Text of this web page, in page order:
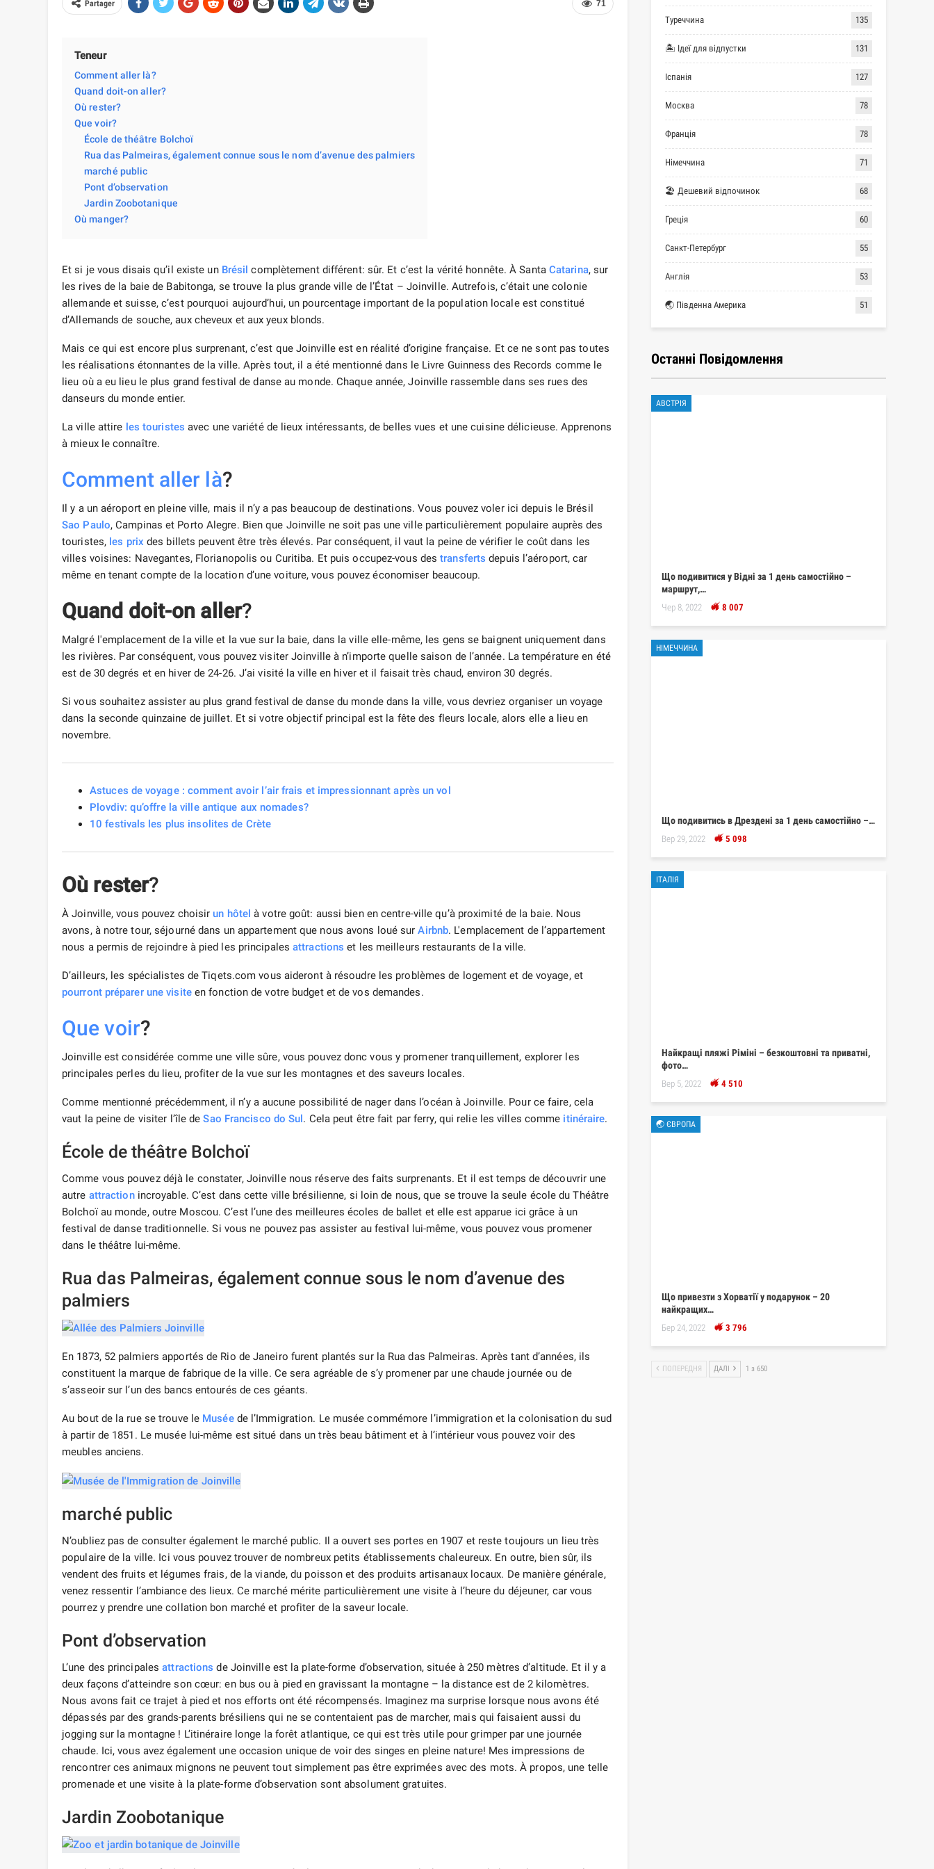
71
Partager
Teneur
Comment aller là?
Quand doit-on aller?
Où rester?
Que voir?
École de théâtre Bolchoï
Rua das Palmeiras, également connue sous le nom d’avenue des palmiers
marché public
Pont d’observation
Jardin Zoobotanique
Où manger?
Et si je vous disais qu’il existe un Brésil complètement différent: sûr. Et c’est la vérité honnête. À Santa Catarina, sur
les rives de la baie de Babitonga, se trouve la plus grande ville de l’État – Joinville. Autrefois, c’était une colonie
allemande et suisse, c’est pourquoi aujourd’hui, un pourcentage important de la population locale est constitué
d’Allemands de souche, aux cheveux et aux yeux blonds.
Mais ce qui est encore plus surprenant, c’est que Joinville est en réalité d’origine française. Et ce ne sont pas toutes
les réalisations étonnantes de la ville. Après tout, il a été mentionné dans le Livre Guinness des Records comme le
lieu où a eu lieu le plus grand festival de danse au monde. Chaque année, Joinville rassemble dans ses rues des
danseurs du monde entier.
La ville attire les touristes avec une variété de lieux intéressants, de belles vues et une cuisine délicieuse. Apprenons
à mieux le connaître.
Comment aller là?
Il y a un aéroport en pleine ville, mais il n’y a pas beaucoup de destinations. Vous pouvez voler ici depuis le Brésil
Sao Paulo, Campinas et Porto Alegre. Bien que Joinville ne soit pas une ville particulièrement populaire auprès des
touristes, les prix des billets peuvent être très élevés. Par conséquent, il vaut la peine de vérifier le coût dans les
villes voisines: Navegantes, Florianopolis ou Curitiba. Et puis occupez-vous destransferts depuis l’aéroport, car
même en tenant compte de la location d’une voiture, vous pouvez économiser beaucoup.
Quand doit-on aller?
Malgré l'emplacement de la ville et la vue sur la baie, dans la ville elle-même, les gens se baignent uniquement dans
les rivières. Par conséquent, vous pouvez visiter Joinville à n’importe quelle saison de l’année. La température en été
est de 30 degrés et en hiver de 24-26. J’ai visité la ville en hiver et il faisait très chaud, environ 30 degrés.
Si vous souhaitez assister au plus grand festival de danse du monde dans la ville, vous devriez organiser un voyage
dans la seconde quinzaine de juillet. Et si votre objectif principal est la fête des fleurs locale, alors elle a lieu en
novembre.
Astuces de voyage : comment avoir l’air frais et impressionnant après un vol
Plovdiv: qu’offre la ville antique aux nomades?
10 festivals les plus insolites de Crète
Où rester?
À Joinville, vous pouvez choisirun hôtel à votre goût: aussi bien en centre-ville qu’à proximité de la baie. Nous
avons, à notre tour, séjourné dans un appartement que nous avons loué surAirbnb. L'emplacement de l’appartement
nous a permis de rejoindre à pied les principalesattractions et les meilleurs restaurants de la ville.
D’ailleurs, les spécialistes de Tiqets.com vous aideront à résoudre les problèmes de logement et de voyage, et
pourront préparer une visiteen fonction de votre budget et de vos demandes.
Que voir?
Joinville est considérée comme une ville sûre, vous pouvez donc vous y promener tranquillement, explorer les
principales perles du lieu, profiter de la vue sur les montagnes et des saveurs locales.
Comme mentionné précédemment, il n’y a aucune possibilité de nager dans l’océan à Joinville. Pour ce faire, cela
vaut la peine de visiter l’île deSao Francisco do Sul. Cela peut être fait par ferry, qui relie les villes comme itinéraire.
École de théâtre Bolchoï
Comme vous pouvez déjà le constater, Joinville nous réserve des faits surprenants. Et il est temps de découvrir une
autre attractionincroyable. C’est dans cette ville brésilienne, si loin de nous, que se trouve la seule école du Théâtre
Bolchoï au monde, outre Moscou. C’est l’une des meilleures écoles de ballet et elle est apparue ici grâce à un
festival de danse traditionnelle. Si vous ne pouvez pas assister au festival lui-même, vous pouvez vous promener
dans le théâtre lui-même.
Rua das Palmeiras, également connue sous le nom d’avenue des
palmiers
En 1873, 52 palmiers apportés de Rio de Janeiro furent plantés sur la Rua das Palmeiras. Après tant d’années, ils
constituent la marque de fabrique de la ville. Ce sera agréable de s’y promener par une chaude journée ou de
s’asseoir sur l’un des bancs entourés de ces géants.
Au bout de la rue se trouve le Muséede l’Immigration. Le musée commémore l’immigration et la colonisation du sud
à partir de 1851. Le musée lui-même est situé dans un très beau bâtiment et à l’intérieur vous pouvez voir des
meubles anciens.
marché public
N’oubliez pas de consulter également le marché public. Il a ouvert ses portes en 1907 et reste toujours un lieu très
populaire de la ville. Ici vous pouvez trouver de nombreux petits établissements chaleureux. En outre, bien sûr, ils
vendent des fruits et légumes frais, de la viande, du poisson et des produits artisanaux locaux. De manière générale,
venez ressentir l’ambiance des lieux. Ce marché mérite particulièrement une visite à l’heure du déjeuner, car vous
pourrez y prendre une collation bon marché et profiter de la saveur locale.
Pont d’observation
L’une des principalesattractions de Joinville est la plate-forme d’observation, située à 250 mètres d’altitude. Et il y a
deux façons d’atteindre son cœur: en bus ou à pied en gravissant la montagne – la distance est de 2 kilomètres.
Nous avons fait ce trajet à pied et nos efforts ont été récompensés. Imaginez ma surprise lorsque nous avons été
dépassés par des grands-parents brésiliens qui ne se contentaient pas de marcher, mais qui faisaient aussi du
jogging sur la montagne ! L’itinéraire longe la forêt atlantique, ce qui est très utile pour grimper par une journée
chaude. Ici, vous avez également une occasion unique de voir des singes en pleine nature! Mes impressions de
rencontrer ces animaux mignons ne peuvent tout simplement pas être exprimées avec des mots. À propos, une telle
promenade et une visite à la plate-forme d’observation sont absolument gratuites.
Jardin Zoobotanique
Туреччина 135
🏝 Ідеї для відпустки 131
Іспанія 127
Москва 78
Франція 78
Німеччина 71
🏖 Дешевий відпочинок 68
Греція 60
Санкт-Петербург 55
Англія 53
🌏 Південна Америка 51
Останні Повідомлення
АВСТРІЯ
Що подивитися у Відні за 1 день самостійно –
маршрут,…
Чер 8, 2022 8 007
НІМЕЧЧИНА
Що подивитись в Дрездені за 1 день самостійно –…
Вер 29, 2022 5 098
ІТАЛІЯ
Найкращі пляжі Ріміні – безкоштовні та приватні,
фото…
Вер 5, 2022 4 510
🌏 ЄВРОПА
Що привезти з Хорватії у подарунок – 20
найкращих…
Бер 24, 2022 3 796
ПОПЕРЕДНЯ ДАЛІ 1 з 650